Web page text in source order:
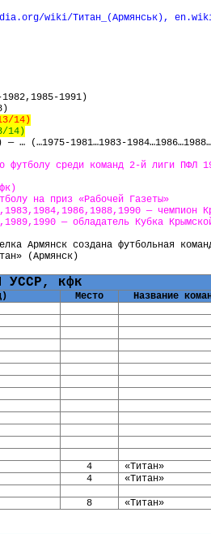
wiki/Титан_(Армянськ), en.
1991)
14)
14)
… (…1975-1981…1983-
футболу среди команд 2-й лиги ПФЛ
на приз «Рабочей Газеты»
— чемпион
— обладатель Кубка
Армянск создана футбольная
(Армянск)
УССР, кфк
Место
Название
4
«Титан»
4
«Титан»
8 «Титан»